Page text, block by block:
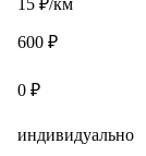
15 ₽/км
600 ₽
0 ₽
индивидуально